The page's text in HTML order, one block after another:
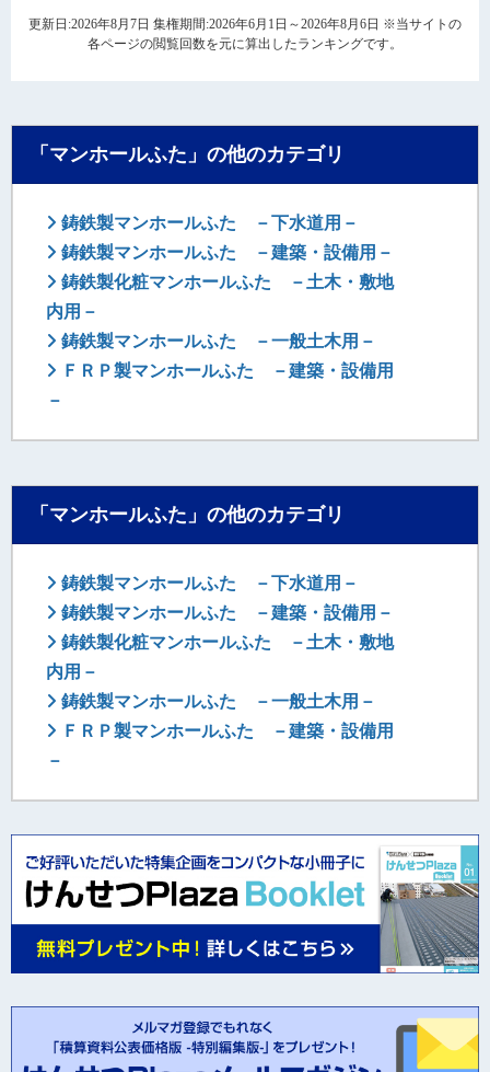
更新日:2026年8月7日 集権期間:2026年6月1日～2026年8月6日 ※当サイトの
各ページの閲覧回数を元に算出したランキングです。
「マンホールふた」の他のカテゴリ
鋳鉄製マンホールふた －下水道用－
鋳鉄製マンホールふた －建築・設備用－
鋳鉄製化粧マンホールふた －土木・敷地
内用－
鋳鉄製マンホールふた －一般土木用－
ＦＲＰ製マンホールふた －建築・設備用
－
「マンホールふた」の他のカテゴリ
鋳鉄製マンホールふた －下水道用－
鋳鉄製マンホールふた －建築・設備用－
鋳鉄製化粧マンホールふた －土木・敷地
内用－
鋳鉄製マンホールふた －一般土木用－
ＦＲＰ製マンホールふた －建築・設備用
－